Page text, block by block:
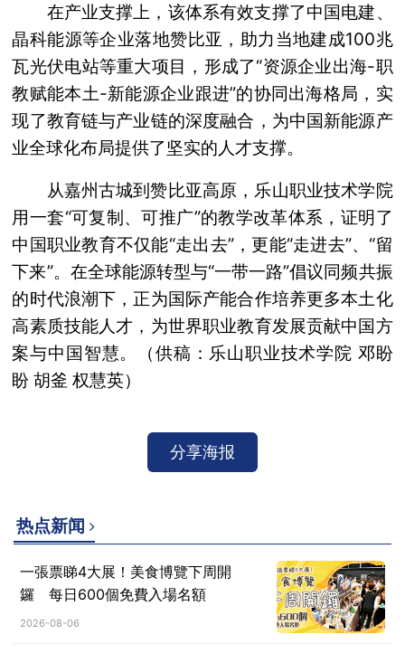
在产业支撑上，该体系有效支撑了中国电建、
晶科能源等企业落地赞比亚，助力当地建成100兆
瓦光伏电站等重大项目，形成了“资源企业出海-职
教赋能本土-新能源企业跟进”的协同出海格局，实
现了教育链与产业链的深度融合，为中国新能源产
业全球化布局提供了坚实的人才支撑。
从嘉州古城到赞比亚高原，乐山职业技术学院
用一套“可复制、可推广”的教学改革体系，证明了
中国职业教育不仅能“走出去”，更能“走进去”、“留
下来”。在全球能源转型与“一带一路”倡议同频共振
的时代浪潮下，正为国际产能合作培养更多本土化
高素质技能人才，为世界职业教育发展贡献中国方
案与中国智慧。（供稿：乐山职业技术学院 邓盼
盼 胡釜 权慧英）
分享海报
热点新闻
一張票睇4大展！美食博覽下周開
鑼 每日600個免費入場名額
2026-08-06